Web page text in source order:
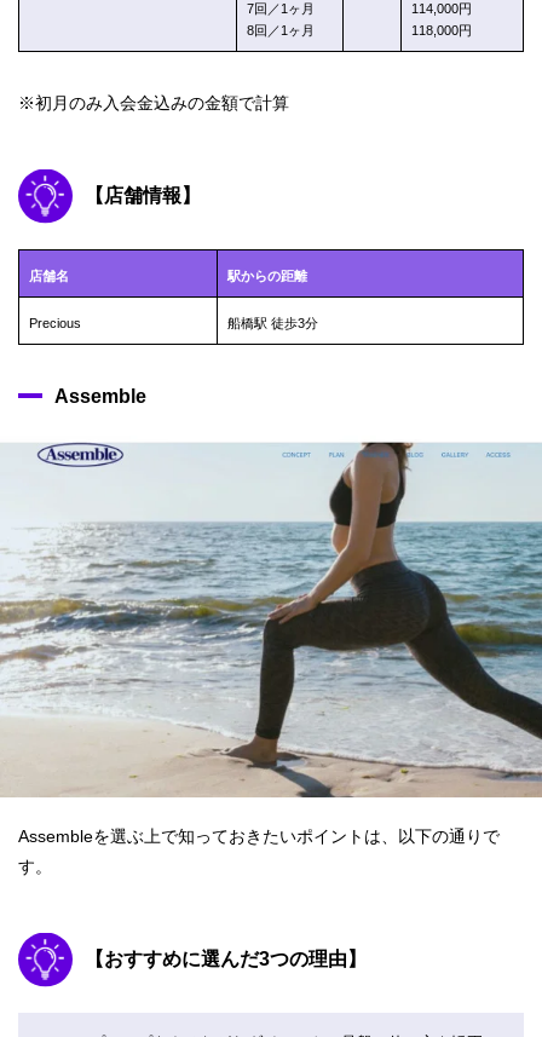
7回／1ヶ月
8回／1ヶ月
114,000円
118,000円
※初月のみ入会金込みの金額で計算
【店舗情報】
店舗名 駅からの距離
Precious 船橋駅 徒歩3分
Assemble
Assembleを選ぶ上で知っておきたいポイントは、以下の通りで
す。
【おすすめに選んだ3つの理由】